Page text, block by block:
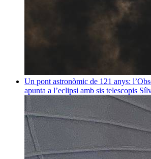
Un pont astronòmic de 121 anys:
apunta a l’eclipsi amb sis telescopis